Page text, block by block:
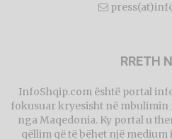
RRETH
InfoShqip.com është portal
fokusuar kryesisht në
nga Maqedonia. Ky portal u
qëllim që të bëhet një medium